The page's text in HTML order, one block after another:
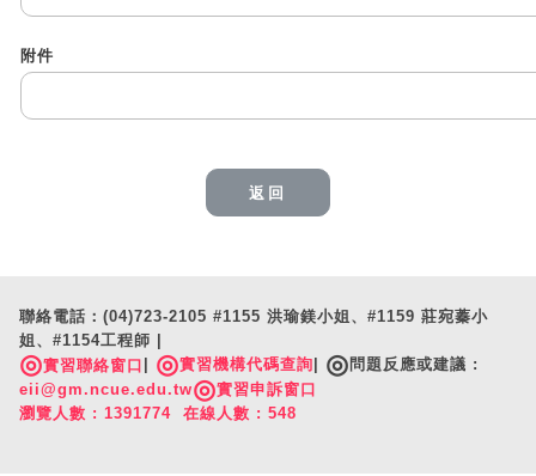
附件
返回
聯絡電話：(04)723-2105 #1155 洪瑜鎂小姐、#1159 莊宛蓁小
姐、#1154工程師 |
◎實習聯絡窗口 ◎實習機構代碼查詢 ◎ 問題反應或建議 :
eii@gm.ncue.edu.tw◎實習申訴窗口
瀏覽人數 : 1391774 在線人數 : 548